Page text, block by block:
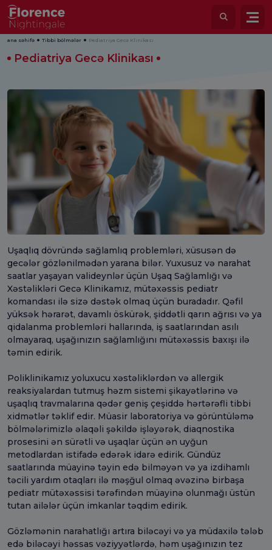
ana səhifə Tibbi bölmələr Pediatriya Gecə Klinikası
Pediatriya Gecə Klinikası
Uşaqlıq dövründə sağlamlıq problemləri, xüsusən də
gecələr gözlənilmədən yarana bilər. Yuxusuz və narahat
saatlar yaşayan valideynlər üçün Uşaq Sağlamlığı və
Xəstəlikləri Gecə Klinikamız, mütəxəssis pediatr
komandası ilə sizə dəstək olmaq üçün buradadır. Qəfil
yüksək hərarət, davamlı öskürək, şiddətli qarın ağrısı və ya
qidalanma problemləri hallarında, iş saatlarından asılı
olmayaraq, uşağınızın sağlamlığını mütəxəssis baxışı ilə
təmin edirik.
Poliklinikamız yoluxucu xəstəliklərdən və allergik
reaksiyalardan tutmuş həzm sistemi şikayətlərinə və
uşaqlıq travmalarına qədər geniş çeşiddə hərtərəfli tibbi
xidmətlər təklif edir. Müasir laboratoriya və görüntüləmə
bölmələrimizlə əlaqəli şəkildə işləyərək, diaqnostika
prosesini ən sürətli və uşaqlar üçün ən uyğun
metodlardan istifadə edərək idarə edirik. Gündüz
saatlarında müayinə təyin edə bilməyən və ya izdihamlı
təcili yardım otaqları ilə məşğul olmaq əvəzinə birbaşa
pediatr mütəxəssisi tərəfindən müayinə olunmağı üstün
tutan ailələr üçün imkanlar təqdim edirik.
Gözləmənin narahatlığı artıra biləcəyi və ya müdaxilə tələb
edə biləcəyi həssas vəziyyətlərdə, həm uşağınızın tez